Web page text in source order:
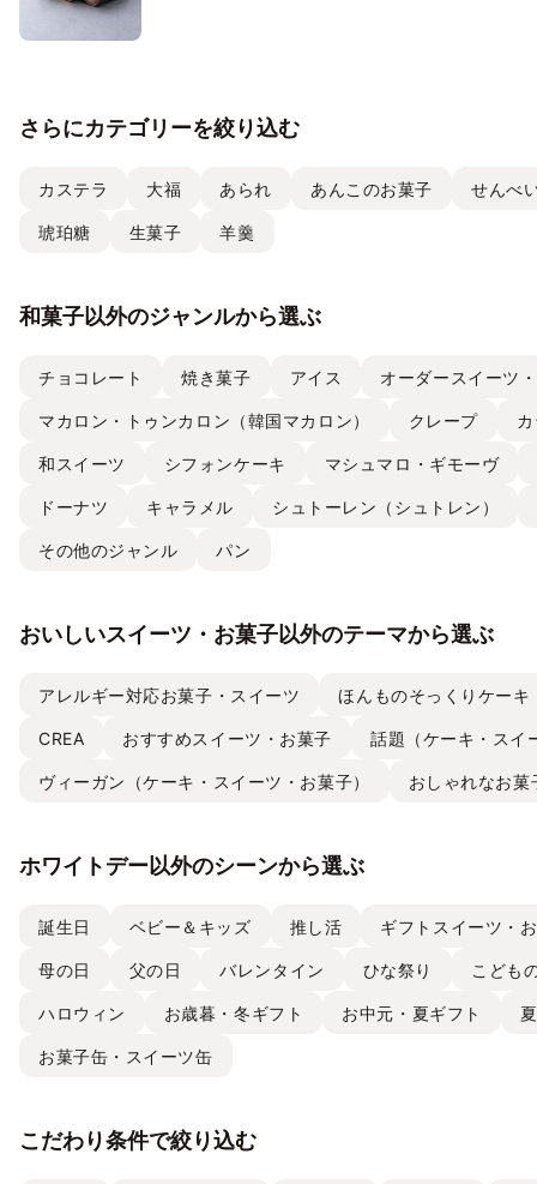
さらにカテゴリーを絞り込む
カステラ 大福 あられ あんこのお菓子 せんべ
琥珀糖 生菓子 羊羹
和菓子以外のジャンルから選ぶ
チョコレート 焼き菓子 アイス オーダースイーツ
マカロン・トゥンカロン（韓国マカロン） クレープ
和スイーツ シフォンケーキ マシュマロ・ギモーヴ
ドーナツ キャラメル シュトーレン（シュトレン）
その他のジャンル パン
おいしいスイーツ・お菓子以外のテーマから選ぶ
アレルギー対応お菓子・スイーツ ほんものそっくりケー
CREA おすすめスイーツ・お菓子 話題（ケーキ・スイ
ヴィーガン（ケーキ・スイーツ・お菓子） おしゃれなお菓
ホワイトデー以外のシーンから選ぶ
誕生日 ベビー＆キッズ 推し活 ギフトスイーツ・
母の日 父の日 バレンタイン ひな祭り こども
ハロウィン お歳暮・冬ギフト お中元・夏ギフト
お菓子缶・スイーツ缶
こだわり条件で絞り込む